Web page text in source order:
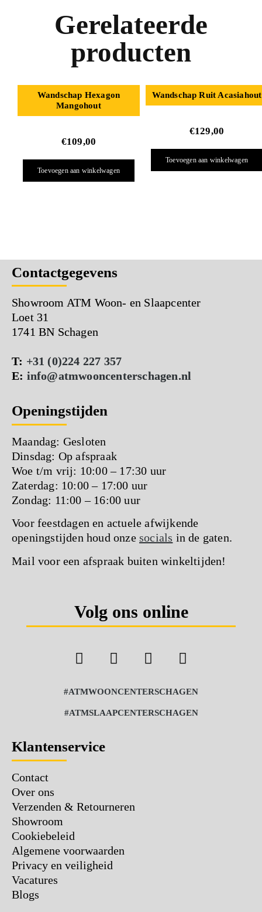
Gerelateerde
producten
Wandschap Hexagon
Mangohout
€109,00
Toevoegen aan winkelwagen
Wandschap Ruit Acasiahout
€129,00
Toevoegen aan winkelwagen
Contactgegevens
Showroom ATM Woon- en Slaapcenter
Loet 31
1741 BN Schagen
T: +31 (0)224 227 357
E: info@atmwooncenterschagen.nl
Openingstijden
Maandag: Gesloten
Dinsdag: Op afspraak
Woe t/m vrij: 10:00 – 17:30 uur
Zaterdag: 10:00 – 17:00 uur
Zondag: 11:00 – 16:00 uur
Voor feestdagen en actuele afwijkende
openingstijden houd onze socials in de gaten.
Mail voor een afspraak buiten winkeltijden!
Volg ons online
#ATMWOONCENTERSCHAGEN
#ATMSLAAPCENTERSCHAGEN
Klantenservice
Contact
Over ons
Verzenden & Retourneren
Showroom
Cookiebeleid
Algemene voorwaarden
Privacy en veiligheid
Vacatures
Blogs